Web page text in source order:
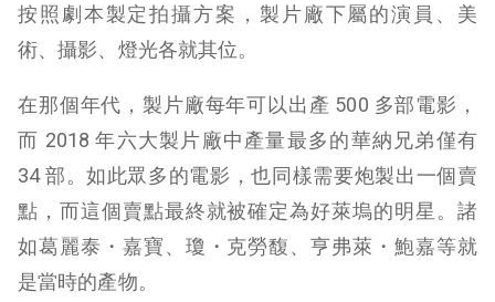
按照劇本製定拍攝方案，製片廠下屬的演員、美
術、攝影、燈光各就其位。
在那個年代，製片廠每年可以出產 500 多部電影，
而 2018 年六大製片廠中產量最多的華納兄弟僅有
34 部。如此眾多的電影，也同樣需要炮製出一個賣
點，而這個賣點最終就被確定為好萊塢的明星。諸
如葛麗泰・嘉寶、瓊・克勞馥、亨弗萊・鮑嘉等就
是當時的產物。